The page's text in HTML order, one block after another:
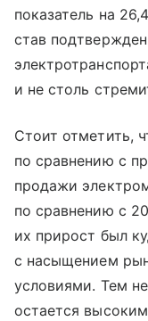
показатель на
став
и не столь
Стоит отметить,
по сравнению с
продажи
по сравнению с
их прирост был
с насыщением
условиями. Тем
остается